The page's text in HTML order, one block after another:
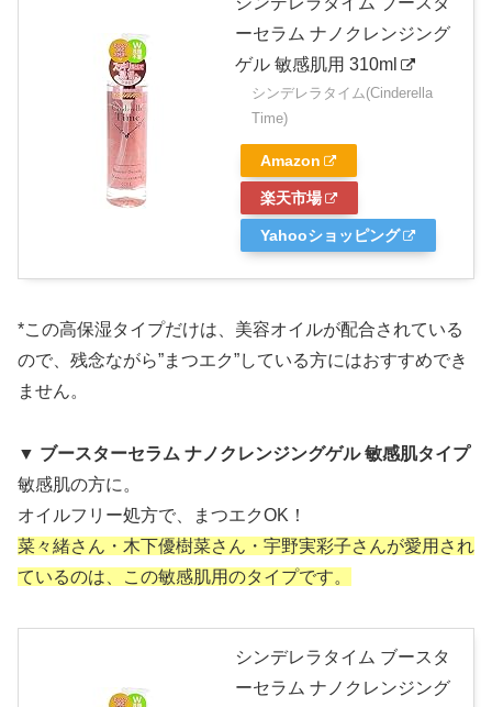
ーセラム ナノクレンジング
ゲル 敏感肌用 310ml
シンデレラタイム(Cinderella
Time)
Amazon
楽天市場
Yahooショッピング
*この高保湿タイプだけは、美容オイルが配合されている
ので、残念ながら”まつエク”している方にはおすすめでき
ません。
▼ ブースターセラム ナノクレンジングゲル 敏感肌タイプ
敏感肌の方に。
オイルフリー処方で、まつエクOK！
菜々緒さん・木下優樹菜さん・宇野実彩子さんが愛用され
ているのは、この敏感肌用のタイプです。
シンデレラタイム ブースタ
ーセラム ナノクレンジング